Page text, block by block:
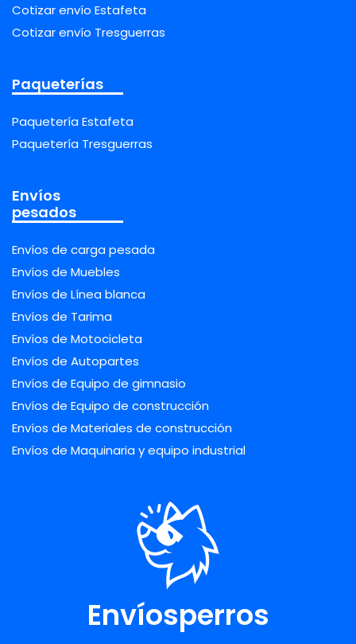
Cotizar envío Estafeta
Cotizar envío Tresguerras
Paqueterías
Paquetería Estafeta
Paquetería Tresguerras
Envíos
pesados
Envíos de carga pesada
Envíos de Muebles
Envíos de Línea blanca
Envíos de Tarima
Envíos de Motocicleta
Envíos de Autopartes
Envíos de Equipo de gimnasio
Envíos de Equipo de construcción
Envíos de Materiales de construcción
Envíos de Maquinaria y equipo industrial
Envíosperros